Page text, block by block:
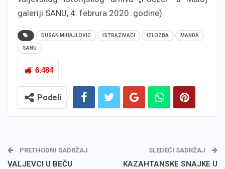
galeriji SANU, 4. februra 2020. godine)
DUSAN MIHAJLOVIC ISTRAZIVACI IZLOZBA MANDA
SANU
6.484
Podeli
PRETHODNI SADRŽAJ
VALJEVCI U BEČU
SLEDEĆI SADRŽAJ
KAZAHTANSKE SNAJKE U